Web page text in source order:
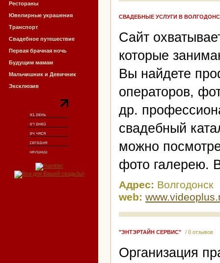
Рестораны
Ювелирные украшения
Транспорт
Свадебное путешествие
Первая брачная ночь
Будущим мамам
Мальчишник и Девичник
Эксклюзив
СВАДЕБНЫЕ УСЛУГИ В
Сайт
которые
Вы найдете
операторов,
др.
свадебный
можно
фото галерею.
Адрес: Волгодонск
web:
"ЭНТЭРТАЙН СЕРВИС" / 0 отзывов
Организация